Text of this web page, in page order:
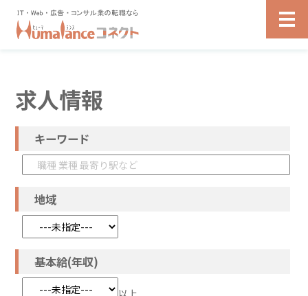
求人情報
キーワード
地域
基本給(年収)